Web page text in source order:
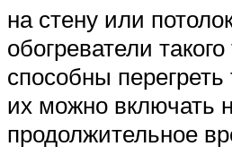
на стену или
обогреватели
способны перегреть
их можно включать
продолжительное